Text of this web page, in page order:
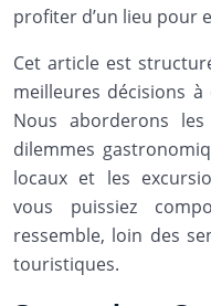
profiter d’un lieu pour
Cet article est
meilleures décisions
Nous aborderons
dilemmes
locaux et les
vous puissiez
ressemble, loin des
touristiques.